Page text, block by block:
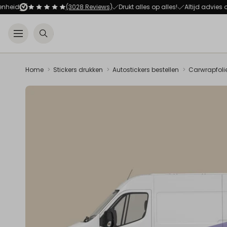
Open menu
Zoeken
(3028 Reviews) Drukt alles op alles! Altijd advies op
Home Stickers drukken Autostickers bestellen